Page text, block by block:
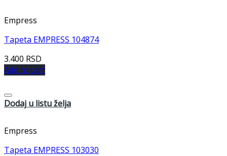
Empress
Tapeta EMPRESS 104874
3.400 RSD
Add to cart
Dodaj u listu želja
Empress
Tapeta EMPRESS 103030